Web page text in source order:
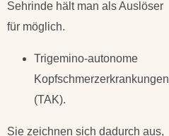
Sehrinde hält man als Auslöser
für möglich.
Trigemino-autonome
Kopfschmerzerkrankungen
(TAK).
Sie zeichnen sich dadurch aus,